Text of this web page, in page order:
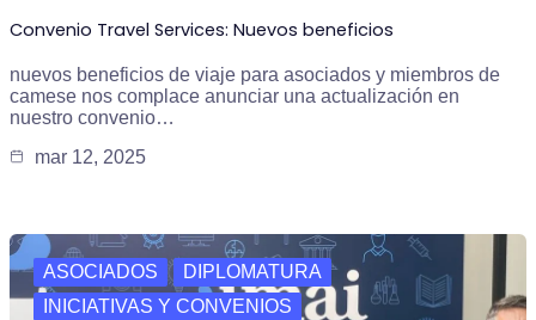
Convenio Travel Services: Nuevos beneficios
nuevos beneficios de viaje para asociados y miembros de
camese nos complace anunciar una actualización en
nuestro convenio…
mar 12, 2025
ASOCIADOS
DIPLOMATURA
INICIATIVAS Y CONVENIOS